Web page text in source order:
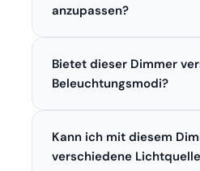
anzupassen?
einfache und präzise
durch einfaches Berühren
Bietet dieser Dimmer
Beleuchtungsmodi?
Beleuchtungsmodi wie z.B.
Farbwechsel und
Kann ich mit diesem
verschiedene